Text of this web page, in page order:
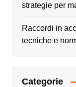
strategie per
Raccordi in
tecniche e
Categorie